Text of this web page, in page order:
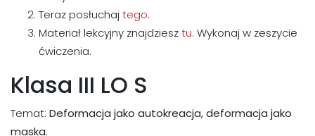
Teraz posłuchaj tego.
Materiał lekcyjny znajdziesztu. Wykonaj w zeszycie
ćwiczenia.
Klasa III LO S
Temat: Deformacja jako autokreacja, deformacja jako
maska.